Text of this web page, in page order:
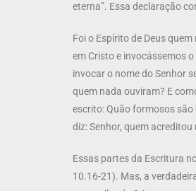
eterna”. Essa declaração
Foi o Espírito de Deus
em Cristo e invocássemos
invocar o nome do Senhor
quem nada ouviram? E
escrito: Quão formosos
diz: Senhor, quem acreditou
Essas partes da Escritura
10.16-21). Mas, a